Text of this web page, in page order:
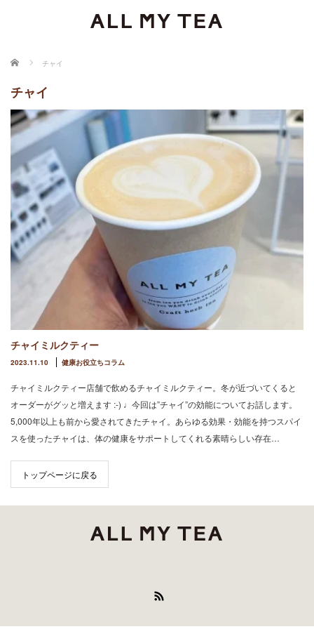
ホーム チャイ
チャイ
チャイミルクティー
2023.11.10 健康お役立ちコラム
チャイミルクティー店舗で飲めるチャイミルクティー。冬が近づいてくると
オーダーがグッと増えます :-) ♩今回は”チャイ”の効能についてお話します。
5,000年以上も前から愛されてきたチャイ。あらゆる効果・効能を持つスパイ
スを使ったチャイは、体の健康をサポートしてくれる素晴らしい存在…
トップページに戻る